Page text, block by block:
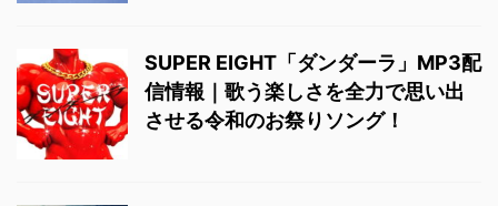
SUPER EIGHT「ダンダーラ」MP3配
信情報｜歌う楽しさを全力で思い出
させる令和のお祭りソング！